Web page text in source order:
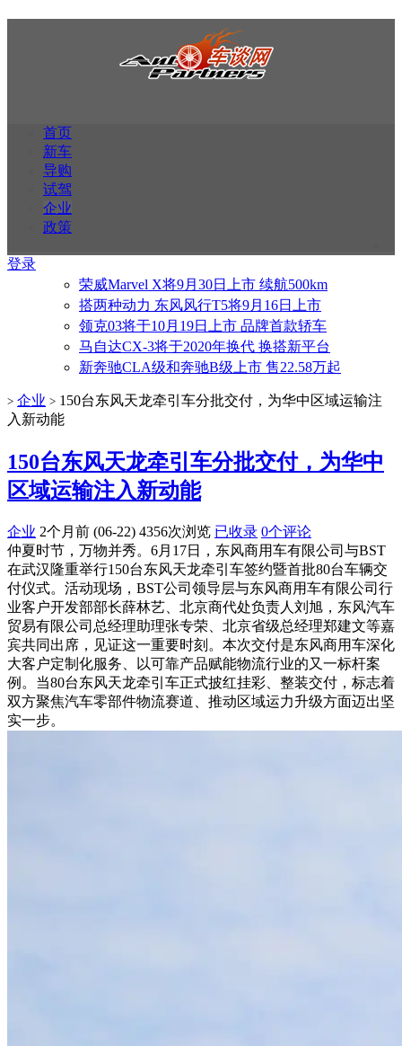
首页
新车
导购
试驾
企业
政策
登录
荣威Marvel X将9月30日上市 续航500km
搭两种动力 东风风行T5将9月16日上市
领克03将于10月19日上市 品牌首款轿车
马自达CX-3将于2020年换代 换搭新平台
新奔驰CLA级和奔驰B级上市 售22.58万起
> 企业 > 150台东风天龙牵引车分批交付，为华中区域运输注
入新动能
150台东风天龙牵引车分批交付，为华中
区域运输注入新动能
企业 2个月前 (06-22) 4356次浏览 已收录 0个评论
仲夏时节，万物并秀。6月17日，东风商用车有限公司与BST
在武汉隆重举行150台东风天龙牵引车签约暨首批80台车辆交
付仪式。活动现场，BST公司领导层与东风商用车有限公司行
业客户开发部部长薛林艺、北京商代处负责人刘旭，东风汽车
贸易有限公司总经理助理张专荣、北京省级总经理郑建文等嘉
宾共同出席，见证这一重要时刻。本次交付是东风商用车深化
大客户定制化服务、以可靠产品赋能物流行业的又一标杆案
例。当80台东风天龙牵引车正式披红挂彩、整装交付，标志着
双方聚焦汽车零部件物流赛道、推动区域运力升级方面迈出坚
实一步。